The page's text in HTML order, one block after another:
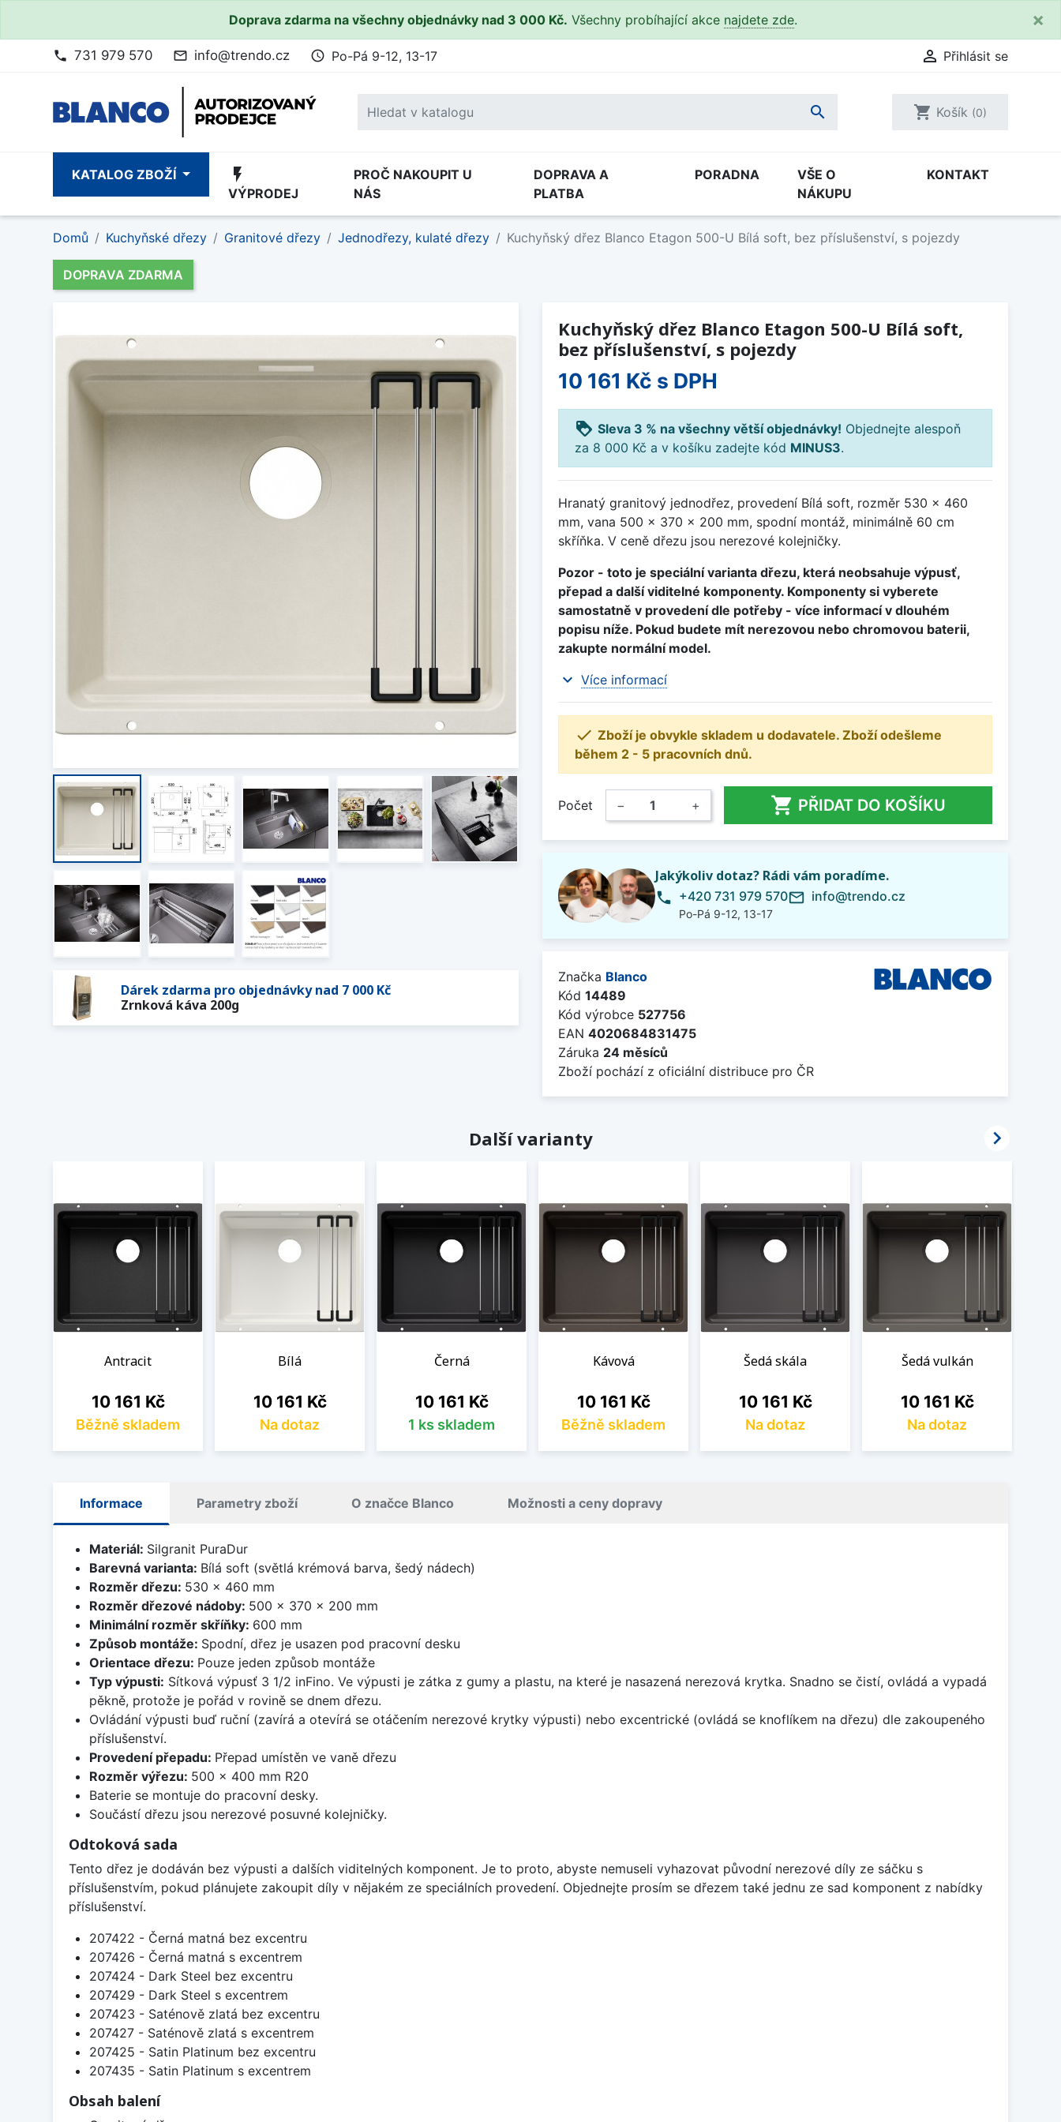
Doprava zdarma na všechny objednávky nad 3 000 Kč. Všechny probíhající akce najdete zde. ×
phone 731 979 570 mail_outline info@trendo.cz access_time Po-Pá 9-12, 13-17  Přihlásit se
 shopping_cart Košík (0)
KATALOG ZBOŽÍ flash_on
VÝPRODEJ
PROČ NAKOUPIT U
NÁS
DOPRAVA A
PLATBA
PORADNA
VŠE O
NÁKUPU
KONTAKT
Domů Kuchyňské dřezy Granitové dřezy Jednodřezy, kulaté dřezy Kuchyňský dřez Blanco Etagon 500-U Bílá soft, bez příslušenství, s pojezdy
DOPRAVA ZDARMA
Dárek zdarma pro objednávky nad 7 000 Kč
Zrnková káva 200g
Kuchyňský dřez Blanco Etagon 500-U Bílá soft,
bez příslušenství, s pojezdy
10 161 Kč s DPH
loyalty Sleva 3 % na všechny větší objednávky! Objednejte alespoň
za 8 000 Kč a v košíku zadejte kód MINUS3.
Hranatý granitový jednodřez, provedení Bílá soft, rozměr 530 x 460
mm, vana 500 x 370 x 200 mm, spodní montáž, minimálně 60 cm
skříňka. V ceně dřezu jsou nerezové kolejničky.
Pozor - toto je speciální varianta dřezu, která neobsahuje výpusť,
přepad a další viditelné komponenty. Komponenty si vyberete
samostatně v provedení dle potřeby - více informací v dlouhém
popisu níže. Pokud budete mít nerezovou nebo chromovou baterii,
zakupte normální model.
expand_more Více informací
 Zboží je obvykle skladem u dodavatele. Zboží odešleme
během 2 - 5 pracovních dnů.
Počet − +  PŘIDAT DO KOŠÍKU
Jakýkoliv dotaz? Rádi vám poradíme.
phone +420 731 979 570
Po-Pá 9-12, 13-17
mail_outline info@trendo.cz
Značka Blanco
Kód 14489
Kód výrobce 527756
EAN 4020684831475
Záruka 24 měsíců
Zboží pochází z oficiální distribuce pro ČR
Další varianty
Antracit
Cena
10 161 Kč
Běžně skladem
Bílá
Cena
10 161 Kč
Na dotaz
Černá
Cena
10 161 Kč
1 ks skladem
Kávová
Cena
10 161 Kč
Běžně skladem
Šedá skála
Cena
10 161 Kč
Na dotaz
Šedá vulkán
Cena
10 161 Kč
Na dotaz

Informace Parametry zboží O značce Blanco Možnosti a ceny dopravy
Materiál: Silgranit PuraDur
Barevná varianta: Bílá soft (světlá krémová barva, šedý nádech)
Rozměr dřezu: 530 x 460 mm
Rozměr dřezové nádoby: 500 x 370 x 200 mm
Minimální rozměr skříňky: 600 mm
Způsob montáže: Spodní, dřez je usazen pod pracovní desku
Orientace dřezu: Pouze jeden způsob montáže
Typ výpusti: Sítková výpusť 3 1/2 inFino. Ve výpusti je zátka z gumy a plastu, na které je nasazená nerezová krytka. Snadno se čistí, ovládá a vypadá
pěkně, protože je pořád v rovině se dnem dřezu.
Ovládání výpusti buď ruční (zavírá a otevírá se otáčením nerezové krytky výpusti) nebo excentrické (ovládá se knoflíkem na dřezu) dle zakoupeného
příslušenství.
Provedení přepadu: Přepad umístěn ve vaně dřezu
Rozměr výřezu: 500 x 400 mm R20
Baterie se montuje do pracovní desky.
Součástí dřezu jsou nerezové posuvné kolejničky.
Odtoková sada
Tento dřez je dodáván bez výpusti a dalších viditelných komponent. Je to proto, abyste nemuseli vyhazovat původní nerezové díly ze sáčku s
příslušenstvím, pokud plánujete zakoupit díly v nějakém ze speciálních provedení. Objednejte prosím se dřezem také jednu ze sad komponent z nabídky
příslušenství.
207422 - Černá matná bez excentru
207426 - Černá matná s excentrem
207424 - Dark Steel bez excentru
207429 - Dark Steel s excentrem
207423 - Saténově zlatá bez excentru
207427 - Saténově zlatá s excentrem
207425 - Satin Platinum bez excentru
207435 - Satin Platinum s excentrem
Obsah balení